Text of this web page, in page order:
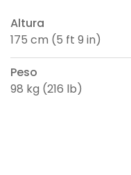
Altura
175 cm (5 ft 9 in)
Peso
98 kg (216 lb)